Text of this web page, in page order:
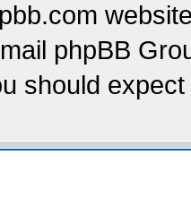
phpBB
should